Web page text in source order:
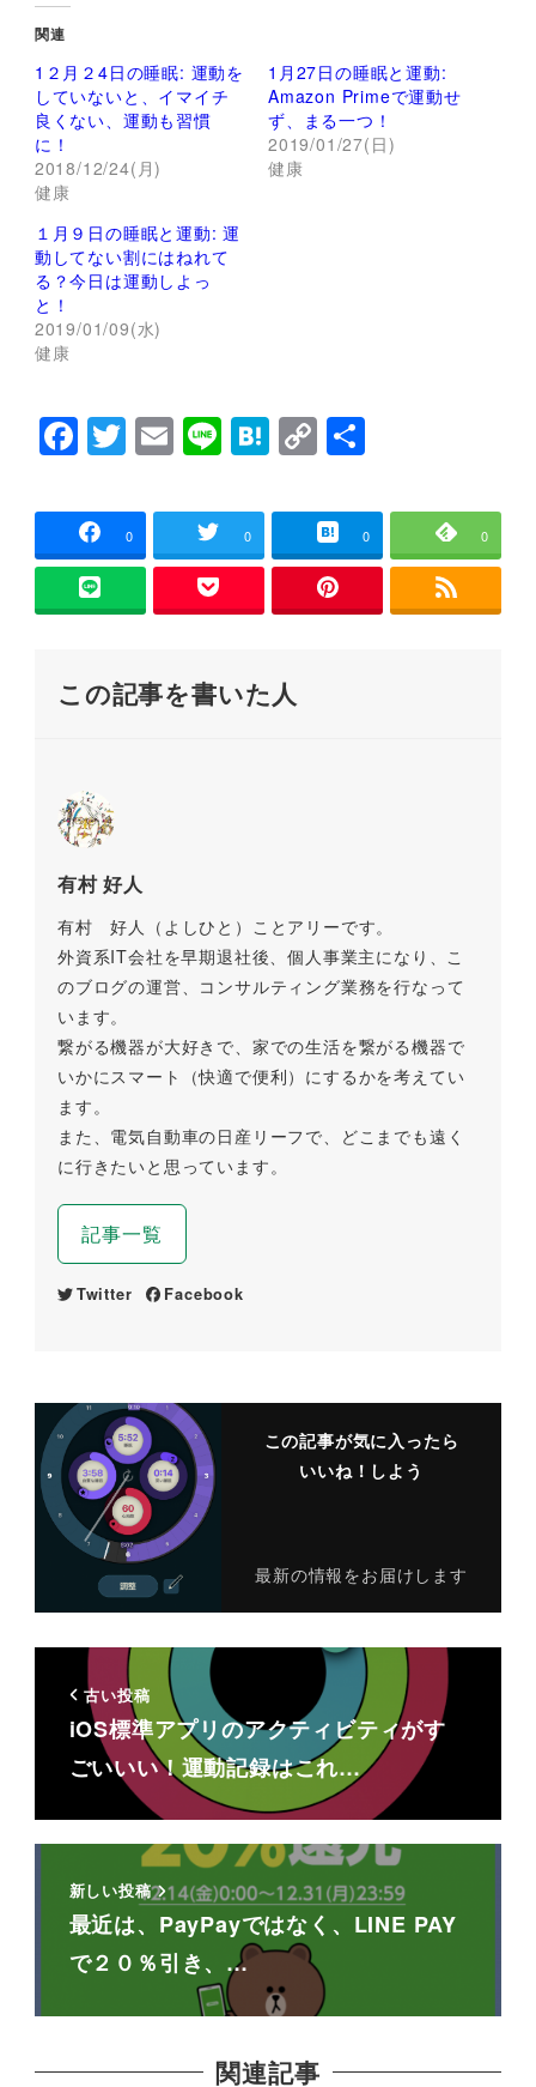
し
て
T
i
t
t
e
r
で
共
有
(
し
い
ウ
ィ
ン
ド
ウ
で
開
)
で
共
有
す
は
ク
し
て
く
だ
い
(
ィ
ン
ド
き
す
)
関連
1２月２4日の睡眠: 運動を
していないと、イマイチ
良くない、運動も習慣
に！
2018/12/24(月)
健康
1月27日の睡眠と運動:
Amazon Primeで運動せ
ず、まる一つ！
2019/01/27(日)
健康
１月９日の睡眠と運動: 運
動してない割にはねれて
る？今日は運動しよっ
と！
2019/01/09(水)
健康
F
a
c
e
b
o
k
T
wi
tt
er
E
m
ai
l
Li
n
e
H
at
e
n
C
o
p
y
Li
n
共
0 0 0 0
この記事を書いた人
有村 好人
有村 好人（よしひと）ことアリーです。
外資系IT会社を早期退社後、個人事業主になり、こ
のブログの運営、コンサルティング業務を行なって
います。
繋がる機器が大好きで、家での生活を繋がる機器で
いかにスマート（快適で便利）にするかを考えてい
ます。
また、電気自動車の日産リーフで、どこまでも遠く
に行きたいと思っています。
記事一覧
Twitter Facebook
この記事が気に入ったら
いいね！しよう
最新の情報をお届けします
古い投稿
iOS標準アプリのアクティビティがす
ごいいい！運動記録はこれ…
新しい投稿
最近は、PayPayではなく、LINE PAY
で２０％引き、…
関連記事